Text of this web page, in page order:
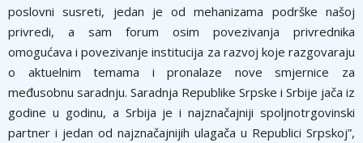
poslovni susreti, jedan je od mehanizama podrške našoj
privredi, a sam forum osim povezivanja privrednika
omogućava i povezivanje institucija za razvoj koje razgovaraju
o aktuelnim temama i pronalaze nove smjernice za
međusobnu saradnju. Saradnja Republike Srpske i Srbije jača iz
godine u godinu, a Srbija je i najznačajniji spoljnotrgovinski
partner i jedan od najznačajnijih ulagača u Republici Srpskoj”,